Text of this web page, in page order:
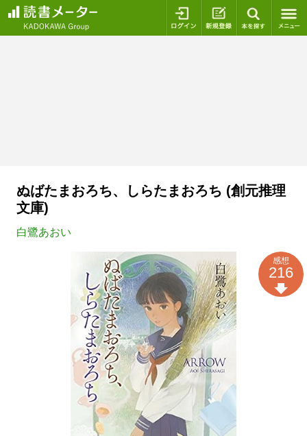
ログイン 新規登録
ぬばたまおろち、しらたまおろち (創元推理
文庫)
白鷺あおい
感想
216